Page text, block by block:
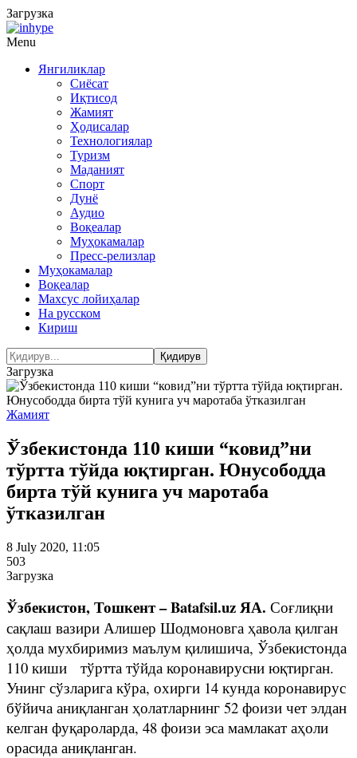
Загрузка
Menu
Янгиликлар
Сиёсат
Иқтисод
Жамият
Ҳодисалар
Технологиялар
Туризм
Маданият
Спорт
Дунё
Аудио
Воқеалар
Муҳокамалар
Пресс-релизлар
Муҳокамалар
Воқеалар
Махсус лойиҳалар
На русском
Кириш
Загрузка
Жамият
Ўзбекистонда 110 киши “ковид”ни
тўртта тўйда юқтирган. Юнусободда
бирта тўй кунига уч маротаба
ўтказилган
8 July 2020, 11:05
503
Загрузка
Ўзбекистон, Тошкент – Batafsil.uz ЯА. Соғлиқни
сақлаш вазири Алишер Шодмоновга ҳавола қилган
ҳолда мухбиримиз маълум қилишича, Ўзбекистонда
110 киши тўртта тўйда коронавирусни юқтирган.
Унинг сўзларига кўра, охирги 14 кунда коронавирус
бўйича аниқланган ҳолатларнинг 52 фоизи чет элдан
келган фуқароларда, 48 фоизи эса мамлакат аҳоли
орасида аниқланган.